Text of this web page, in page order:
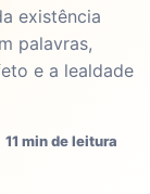
existência
palavras,
e a lealdade
11 min de leitura